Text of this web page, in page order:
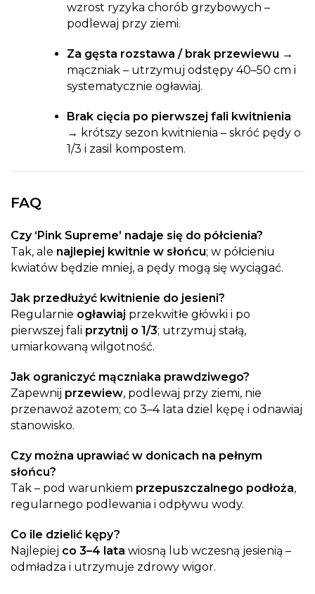
wzrost ryzyka chorób grzybowych –
podlewaj przy ziemi.
Za gęsta rozstawa / brak przewiewu →
mączniak – utrzymuj odstępy 40–50 cm i
systematycznie ogławiaj.
Brak cięcia po pierwszej fali kwitnienia
→ krótszy sezon kwitnienia – skróć pędy o
1/3 i zasil kompostem.
FAQ
Czy ‘Pink Supreme’ nadaje się do półcienia?
Tak, ale najlepiej kwitnie w słońcu; w półcieniu
kwiatów będzie mniej, a pędy mogą się wyciągać.
Jak przedłużyć kwitnienie do jesieni?
Regularnie ogławiaj przekwitłe główki i po
pierwszej fali przytnij o 1/3; utrzymuj stałą,
umiarkowaną wilgotność.
Jak ograniczyć mączniaka prawdziwego?
Zapewnij przewiew, podlewaj przy ziemi, nie
przenawoź azotem; co 3–4 lata dziel kępę i odnawiaj
stanowisko.
Czy można uprawiać w donicach na pełnym
słońcu?
Tak – pod warunkiem przepuszczalnego podłoża,
regularnego podlewania i odpływu wody.
Co ile dzielić kępy?
Najlepiej co 3–4 lata wiosną lub wczesną jesienią –
odmładza i utrzymuje zdrowy wigor.